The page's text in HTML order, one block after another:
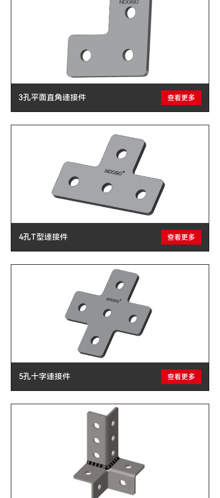
3孔平面直角連接件 查看更多
4孔T型連接件 查看更多
5孔十字連接件 查看更多